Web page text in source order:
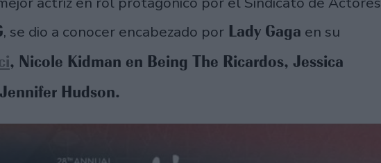
, se dio a conocer encabezado por Lady Gaga en su
, Nicole Kidman en Being The Ricardos, Jessica
Hudson.